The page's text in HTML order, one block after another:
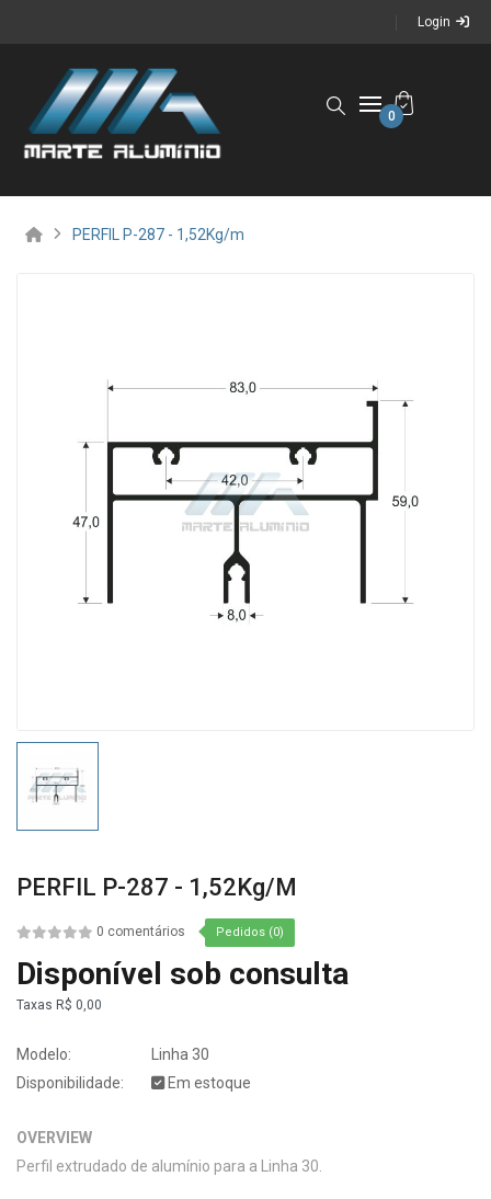
Login
0
PERFIL P-287 - 1,52Kg/m
PERFIL P-287 - 1,52Kg/m
0 comentários Pedidos (0)
Disponível sob consulta
Taxas R$ 0,00
Modelo:
Linha 30
Disponibilidade:
Em estoque
OVERVIEW
Perfil extrudado de alumínio para a Linha 30.